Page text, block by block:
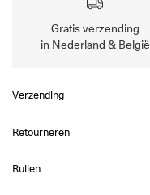
Gratis verzending
in Nederland & België
Verzending
Retourneren
Ruilen